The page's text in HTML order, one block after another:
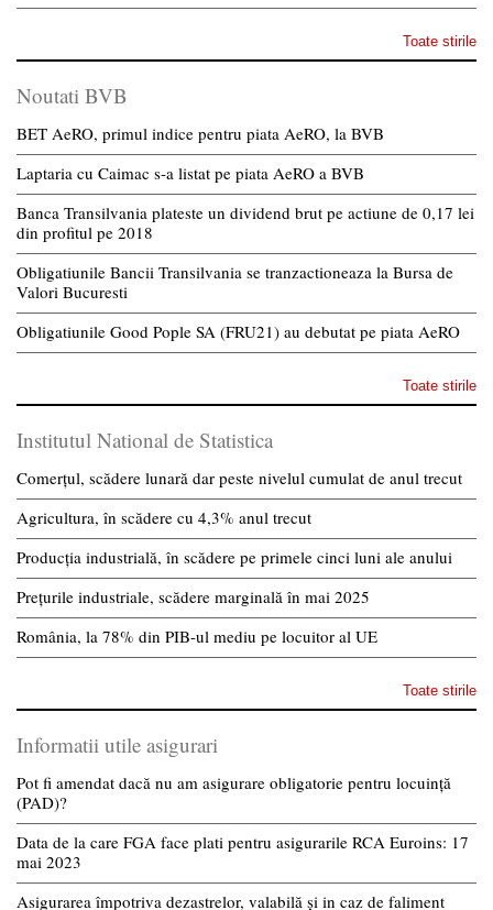
Toate stirile
Noutati BVB
BET AeRO, primul indice pentru piata AeRO, la BVB
Laptaria cu Caimac s-a listat pe piata AeRO a BVB
Banca Transilvania plateste un dividend brut pe actiune de 0,17 lei
din profitul pe 2018
Obligatiunile Bancii Transilvania se tranzactioneaza la Bursa de
Valori Bucuresti
Obligatiunile Good Pople SA (FRU21) au debutat pe piata AeRO
Toate stirile
Institutul National de Statistica
Comerțul, scădere lunară dar peste nivelul cumulat de anul trecut
Agricultura, în scădere cu 4,3% anul trecut
Producția industrială, în scădere pe primele cinci luni ale anului
Prețurile industriale, scădere marginală în mai 2025
România, la 78% din PIB-ul mediu pe locuitor al UE
Toate stirile
Informatii utile asigurari
Pot fi amendat dacă nu am asigurare obligatorie pentru locuință
(PAD)?
Data de la care FGA face plati pentru asigurarile RCA Euroins: 17
mai 2023
Asigurarea împotriva dezastrelor, valabilă și in caz de faliment